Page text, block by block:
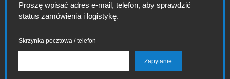
Proszę wpisać adres e-mail, telefon, aby sprawdzić
status zamówienia i logistykę.
Skrzynka pocztowa / telefon